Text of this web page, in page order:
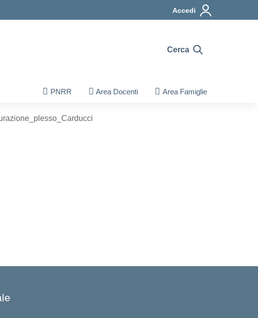
Accedi
Cerca
PNRR Area Docenti Area Famiglie